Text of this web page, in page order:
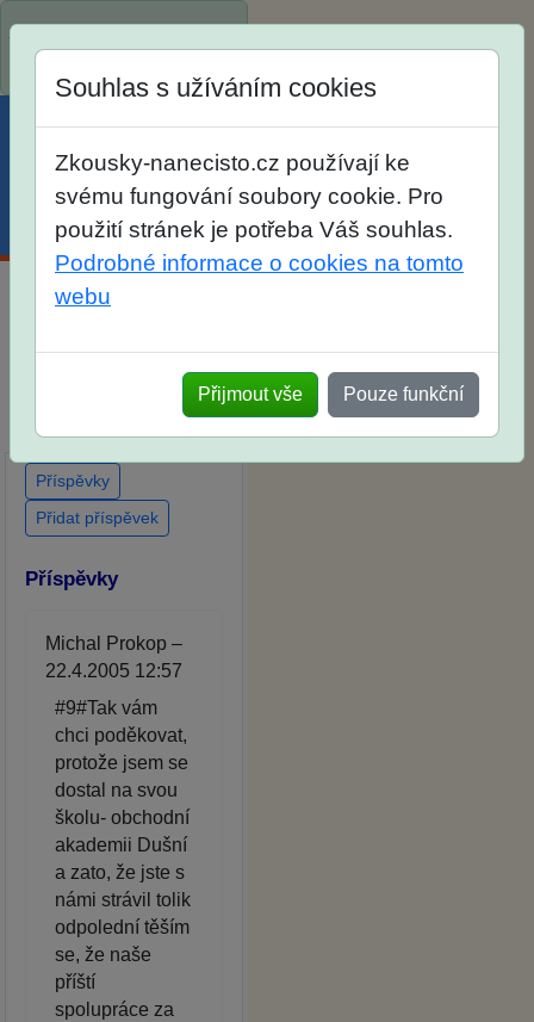
Spustili jsme přihlašování
na školní rok 2026/2027!
Účet Košík
u zkoušek na SŠ? Vaše
ohlasy po skutečných
přijímacích zkouškách
Souhlas s užíváním cookies
Zkousky-nanecisto.cz používají ke
svému fungování soubory cookie. Pro
použití stránek je potřeba Váš souhlas.
Podrobné informace o cookies na tomto
webu
Přijmout vše Pouze funkční
Příspěvky
Přidat příspěvek
Příspěvky
Michal Prokop –
22.4.2005 12:57
#9#Tak vám
chci poděkovat,
protože jsem se
dostal na svou
školu- obchodní
akademii Dušní
a zato, že jste s
námi strávil tolik
odpolední těším
se, že naše
příští
spolupráce za